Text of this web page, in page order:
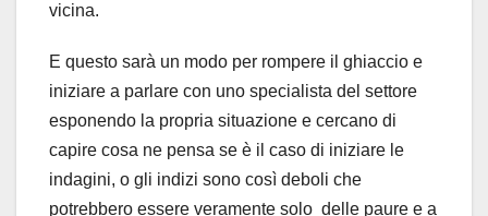
vicina.
E questo sarà un modo per rompere il ghiaccio e
iniziare a parlare con uno specialista del settore
esponendo la propria situazione e cercano di
capire cosa ne pensa se è il caso di iniziare le
indagini, o gli indizi sono così deboli che
potrebbero essere veramente solo delle paure e a